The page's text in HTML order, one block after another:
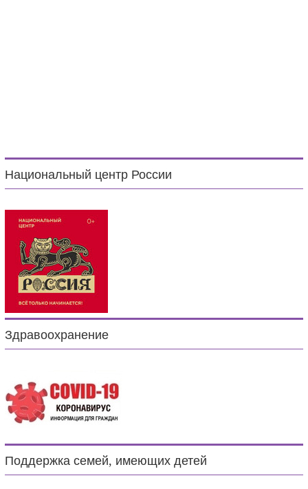
Национальный центр России
Здравоохранение
Поддержка семей, имеющих детей